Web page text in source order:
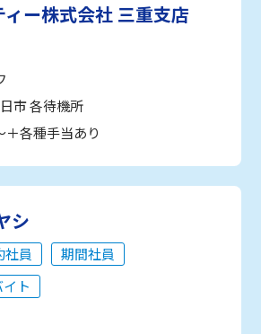
ー株式会社 三重支店
市 各待機所
＋各種手当あり
シ
社員
期間社員
ト